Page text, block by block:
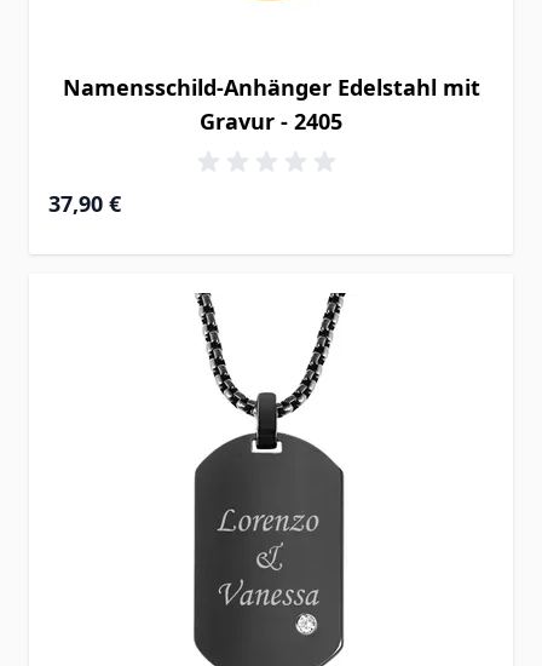
Namensschild-Anhänger Edelstahl mit
Gravur - 2405
37,90 €